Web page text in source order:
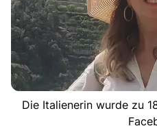
Die Italienerin wurde zu